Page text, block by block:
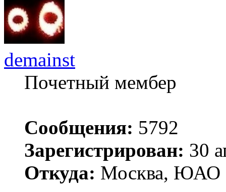
demainst
Почетный мембер
Сообщения: 5792
Зарегистрирован: 30
Откуда: Москва, ЮАО